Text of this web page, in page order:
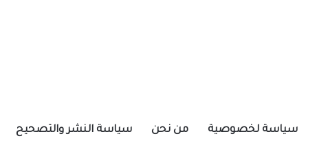
سياسة لخصوصية من نحن سياسة النشر والتصحيح